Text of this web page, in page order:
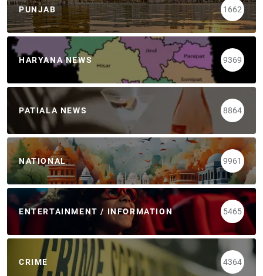
PUNJAB 1662
HARYANA NEWS 9369
PATIALA NEWS 8864
NATIONAL 9961
ENTERTAINMENT / INFORMATION 5465
CRIME 4364